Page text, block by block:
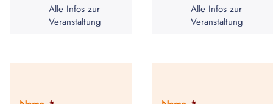
Alle Infos zur
Veranstaltung
Alle Infos zur
Veranstaltung